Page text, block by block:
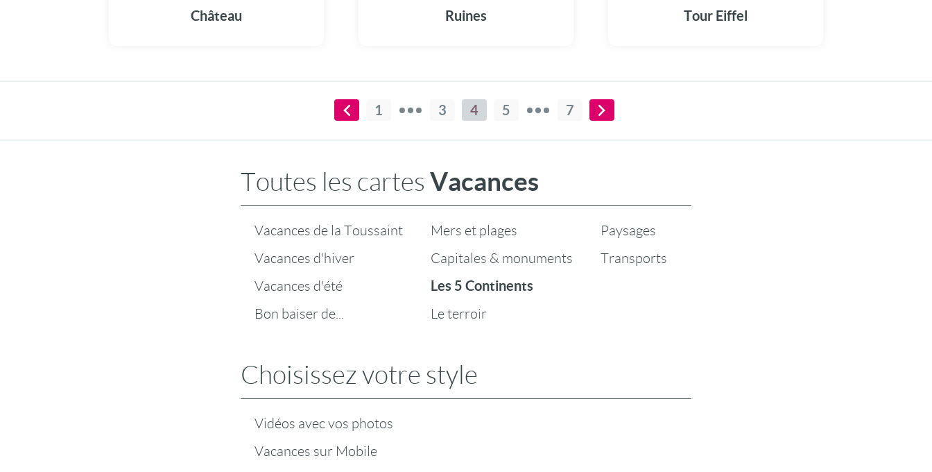
Château Ruines Tour Eiffel
1 3 4 5 7
Toutes les cartes Vacances
Vacances de la Toussaint
Vacances d'hiver
Vacances d'été
Bon baiser de...
Mers et plages
Capitales & monuments
Les 5 Continents
Le terroir
Paysages
Transports
Choisissez votre style
Vidéos avec vos photos
Vacances sur Mobile